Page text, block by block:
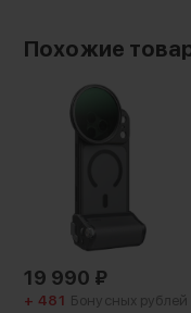
Похожие
19 990 ₽
+ 481 Бонусных рублей